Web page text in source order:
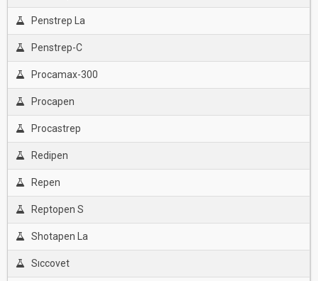
Penstrep La
Penstrep-C
Procamax-300
Procapen
Procastrep
Redipen
Repen
Reptopen S
Shotapen La
Sıccovet